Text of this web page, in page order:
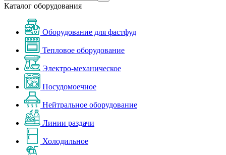
Каталог оборудования
Оборудование для фастфуд
Тепловое оборудование
Электро-механическое
Посудомоечное
Нейтральное оборудование
Линии раздачи
Холодильное